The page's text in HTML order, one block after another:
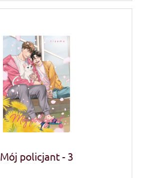
Mój policjant - 3